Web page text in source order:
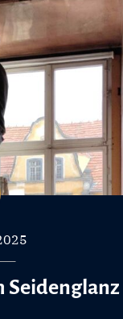
Seidenglanz